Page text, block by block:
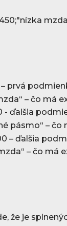
– prvá
– čo má
- ďalšia
pásmo“ –
– ďalšia
– čo
že je